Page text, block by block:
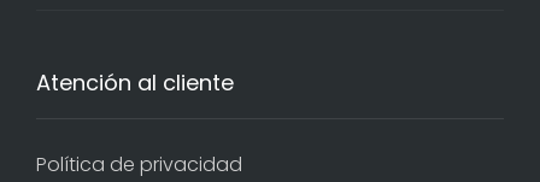
Atención al cliente
Política de privacidad